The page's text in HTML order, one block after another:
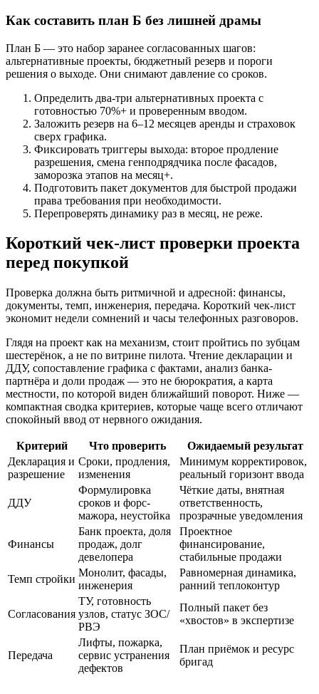
Как составить план Б без лишней драмы
План Б — это набор заранее согласованных шагов:
альтернативные проекты, бюджетный резерв и пороги
решения о выходе. Они снимают давление со сроков.
Определить два-три альтернативных проекта с
готовностью 70%+ и проверенным вводом.
Заложить резерв на 6–12 месяцев аренды и страховок
сверх графика.
Фиксировать триггеры выхода: второе продление
разрешения, смена генподрядчика после фасадов,
заморозка этапов на месяц+.
Подготовить пакет документов для быстрой продажи
права требования при необходимости.
Перепроверять динамику раз в месяц, не реже.
Короткий чек-лист проверки проекта
перед покупкой
Проверка должна быть ритмичной и адресной: финансы,
документы, темп, инженерия, передача. Короткий чек-лист
экономит недели сомнений и часы телефонных разговоров.
Глядя на проект как на механизм, стоит пройтись по зубцам
шестерёнок, а не по витрине пилота. Чтение декларации и
ДДУ, сопоставление графика с фактами, анализ банка-
партнёра и доли продаж — это не бюрократия, а карта
местности, по которой виден ближайший поворот. Ниже —
компактная сводка критериев, которые чаще всего отличают
спокойный ввод от нервного ожидания.
Критерий Что проверить
Ожидаемый результат
Декларация и
разрешение
Сроки, продления,
изменения
Минимум корректировок,
реальный горизонт ввода
ДДУ
Формулировка
сроков и форс-
мажора, неустойка
Чёткие даты, внятная
ответственность,
прозрачные уведомления
Финансы
Банк проекта, доля
продаж, долг
девелопера
Проектное
финансирование,
стабильные продажи
Темп стройки
Монолит, фасады,
инженерия
Равномерная динамика,
ранний теплоконтур
Согласования
ТУ, готовность
узлов, статус ЗОС/
РВЭ
Полный пакет без
«хвостов» в экспертизе
Передача
Лифты, пожарка,
сервис устранения
дефектов
План приёмок и ресурс
бригад